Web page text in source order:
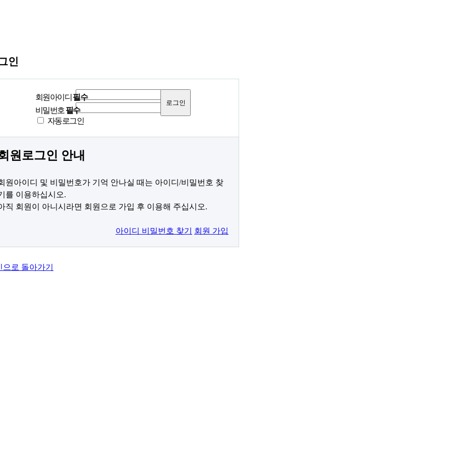
인
회원아이디 필수
비밀번호 필수
자동로그인
원로그인 안내
원아이디 및 비밀번호가 기억 안나실 때는 아이디/비밀번호 찾
를 이용하십시오.
직 회원이 아니시라면 회원으로 가입 후 이용해 주십시오.
아이디 비밀번호 찾기 회원 가입
으로 돌아가기